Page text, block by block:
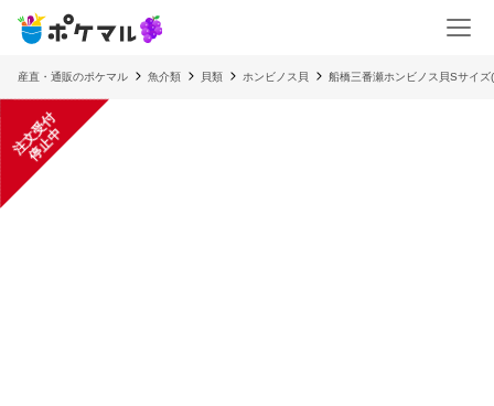
産直・通販のポケマル 魚介類 貝類 ホンビノス貝 船橋三番瀬ホンビノス貝Sサイ
注
文
受
付
停
止
中